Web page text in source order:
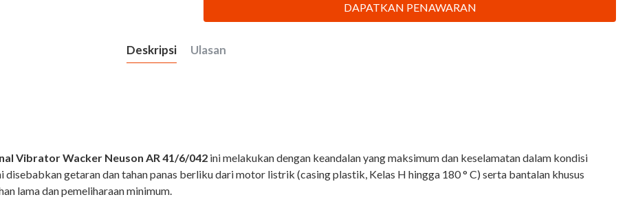
DAPATKAN PENAWARAN
Deskripsi Ulasan
Vibrator Wacker Neuson AR 41/6/042 ini melakukan dengan keandalan yang maksimum dan keselamatan dalam kondisi
getaran dan tahan panas berliku dari motor listrik (casing plastik, Kelas H hingga 180 ° C) serta bantalan khusus
lama dan pemeliharaan minimum.